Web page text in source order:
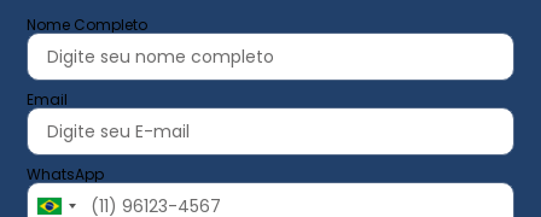
Nome Completo
Email
WhatsApp